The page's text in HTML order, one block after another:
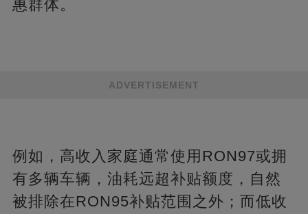
惠群体。
ADVERTISEMENT
例如，高收入家庭通常使用RON97或拥
有多辆车辆，油耗远超补贴额度，自然
被排除在RON95补贴范围之外；而低收